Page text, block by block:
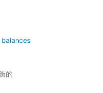
balances
的